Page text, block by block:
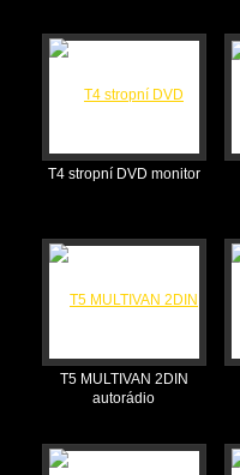
T4 stropní DVD monitor
T5 MULTIVAN 2DIN
autorádio